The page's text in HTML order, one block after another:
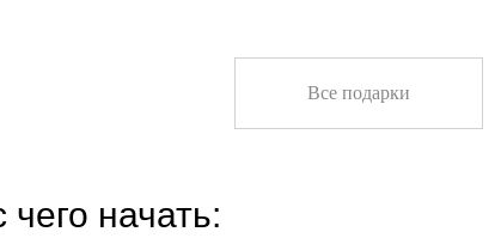
Все подарки
начать: